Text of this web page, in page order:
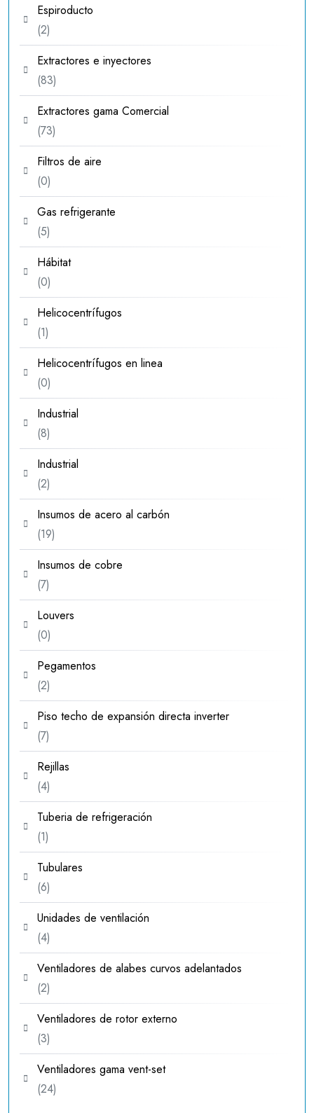
Espiroducto
22
productos
Extractores e inyectores
8383
productos
Extractores gama Comercial
7373
productos
Filtros de aire
00
productos
Gas refrigerante
55
productos
Hábitat
00
productos
Helicocentrífugos
11
producto
Helicocentrífugos en linea
00
productos
Industrial
88
productos
Industrial
22
productos
Insumos de acero al carbón
1919
productos
Insumos de cobre
77
productos
Louvers
00
productos
Pegamentos
22
productos
Piso techo de expansión directa inverter
77
productos
Rejillas
44
productos
Tuberia de refrigeración
11
producto
Tubulares
66
productos
Unidades de ventilación
44
productos
Ventiladores de alabes curvos adelantados
22
productos
Ventiladores de rotor externo
33
productos
Ventiladores gama vent-set
2424